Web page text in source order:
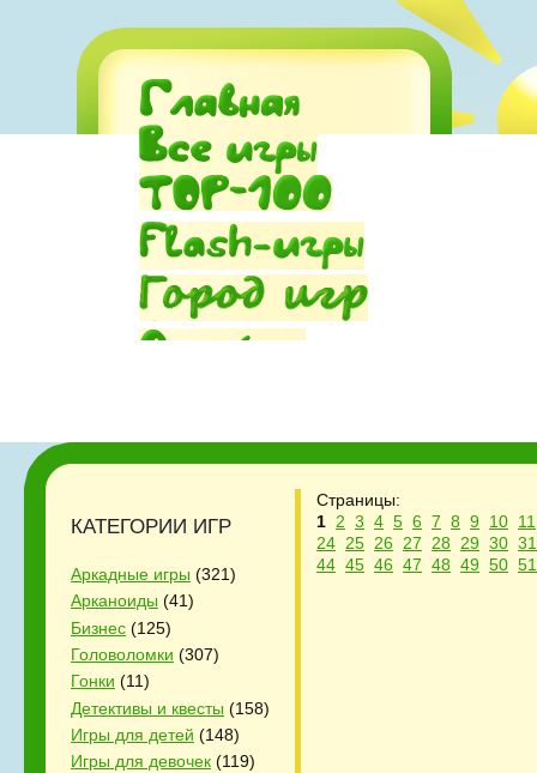
КАТЕГОРИИ ИГР
Аркадные игры (321)
Арканоиды (41)
Бизнес (125)
Головоломки (307)
Гонки (11)
Детективы и квесты (158)
Игры для детей (148)
Игры для девочек (119)
Страницы:
1 2 3 4 5 6 7 8 9 10 11
24 25 26 27 28 29 30 31
44 45 46 47 48 49 50 51